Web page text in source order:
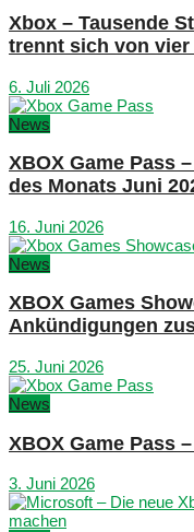
Xbox – Tausende
trennt sich von
6. Juli 2026
News
XBOX Game Pass
des Monats Juni
16. Juni 2026
News
XBOX Games
Ankündigungen
25. Juni 2026
News
XBOX Game Pass
3. Juni 2026